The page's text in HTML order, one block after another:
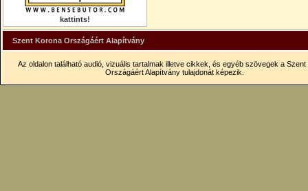
kattints!
Szent Korona Országáért Alapítvány
Az oldalon található audió, vizuális tartalmak illetve cikkek, és egyéb szövegek a Szent
Országáért Alapítvány tulajdonát képezik.